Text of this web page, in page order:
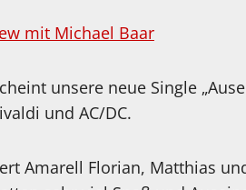
mit Michael Baar
unsere neue Single
und AC/DC.
Amarell Florian, Matthias